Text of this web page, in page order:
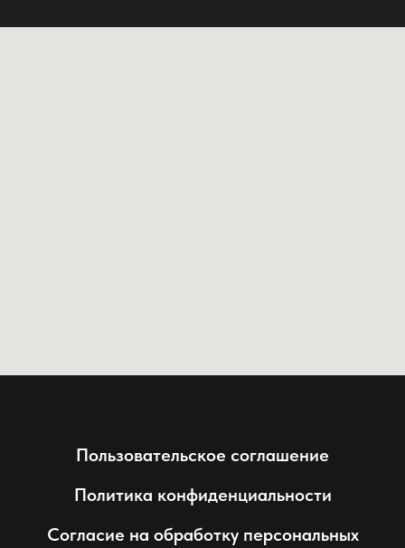
Пользовательское соглашение
Политика конфиденциальности
Согласие на обработку персональных